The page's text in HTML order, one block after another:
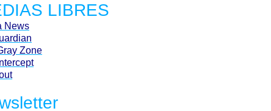
LIBRES
News
Zone